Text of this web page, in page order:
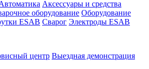
Аксессуары и средства
оборудование Оборудование
ESAB Сварог Электроды ESAB
центр Выездная демонстрация